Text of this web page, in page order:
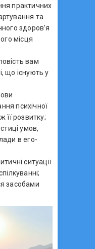
практичних
та
здоров’я
місця
вам
що існують у
психічної
її розвитку;
умов,
в его-
ситуації
засобами